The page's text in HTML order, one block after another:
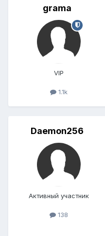
grama
VIP
1.1k
Daemon256
Активный участник
138